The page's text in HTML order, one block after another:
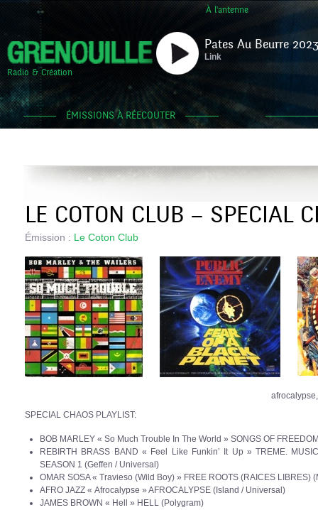
À l'antenne
Radio & Création
Pates Au Beurre
Link
ÉMISSIONS À RÉECOUTER
LE COTON CLUB – SPECIAL
Émission : Le Coton Club
SPECIAL CHAOS PLAYLIST:
BOB MARLEY « So Much Trouble In The World » SONGS OF
REBIRTH BRASS BAND « Feel Like Funkin’ It Up » TREME.
SEASON 1 (Geffen / Universal)
OMAR SOSA « Travieso (Wild Boy) » FREE ROOTS (RAICES LIBRES)
AFRO JAZZ « Afrocalypse » AFROCALYPSE (Island / Universal)
JAMES BROWN « Hell » HELL (Polygram)